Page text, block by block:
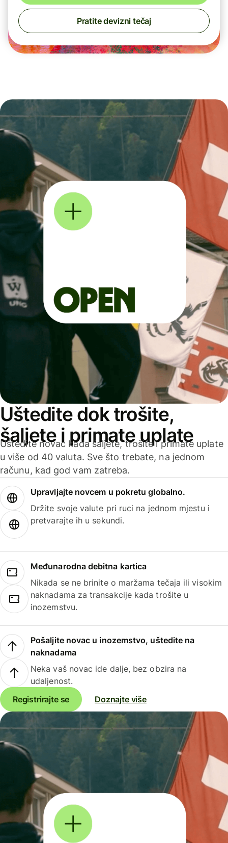
Pratite devizni tečaj
Uštedite dok trošite,
šaljete i primate uplate
Uštedite novac kada šaljete, trošite i primate uplate
u više od 40 valuta. Sve što trebate, na jednom
računu, kad god vam zatreba.
Upravljajte novcem u pokretu globalno.
Držite svoje valute pri ruci na jednom mjestu i
pretvarajte ih u sekundi.
Međunarodna debitna kartica
Nikada se ne brinite o maržama tečaja ili visokim
naknadama za transakcije kada trošite u
inozemstvu.
Pošaljite novac u inozemstvo, uštedite na
naknadama
Neka vaš novac ide dalje, bez obzira na
udaljenost.
Registrirajte se
Doznajte više